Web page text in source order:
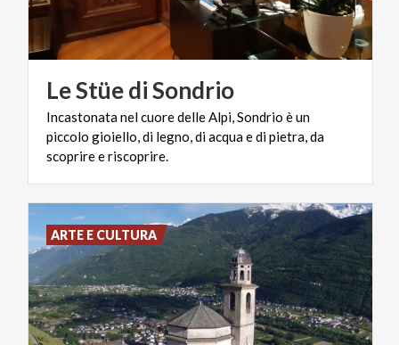
LeStüediSondrio
Incastonata nel cuore delle Alpi, Sondrio è un
piccolo gioiello, di legno, di acqua e di pietra, da
scoprire e riscoprire.
ARTE E CULTURA